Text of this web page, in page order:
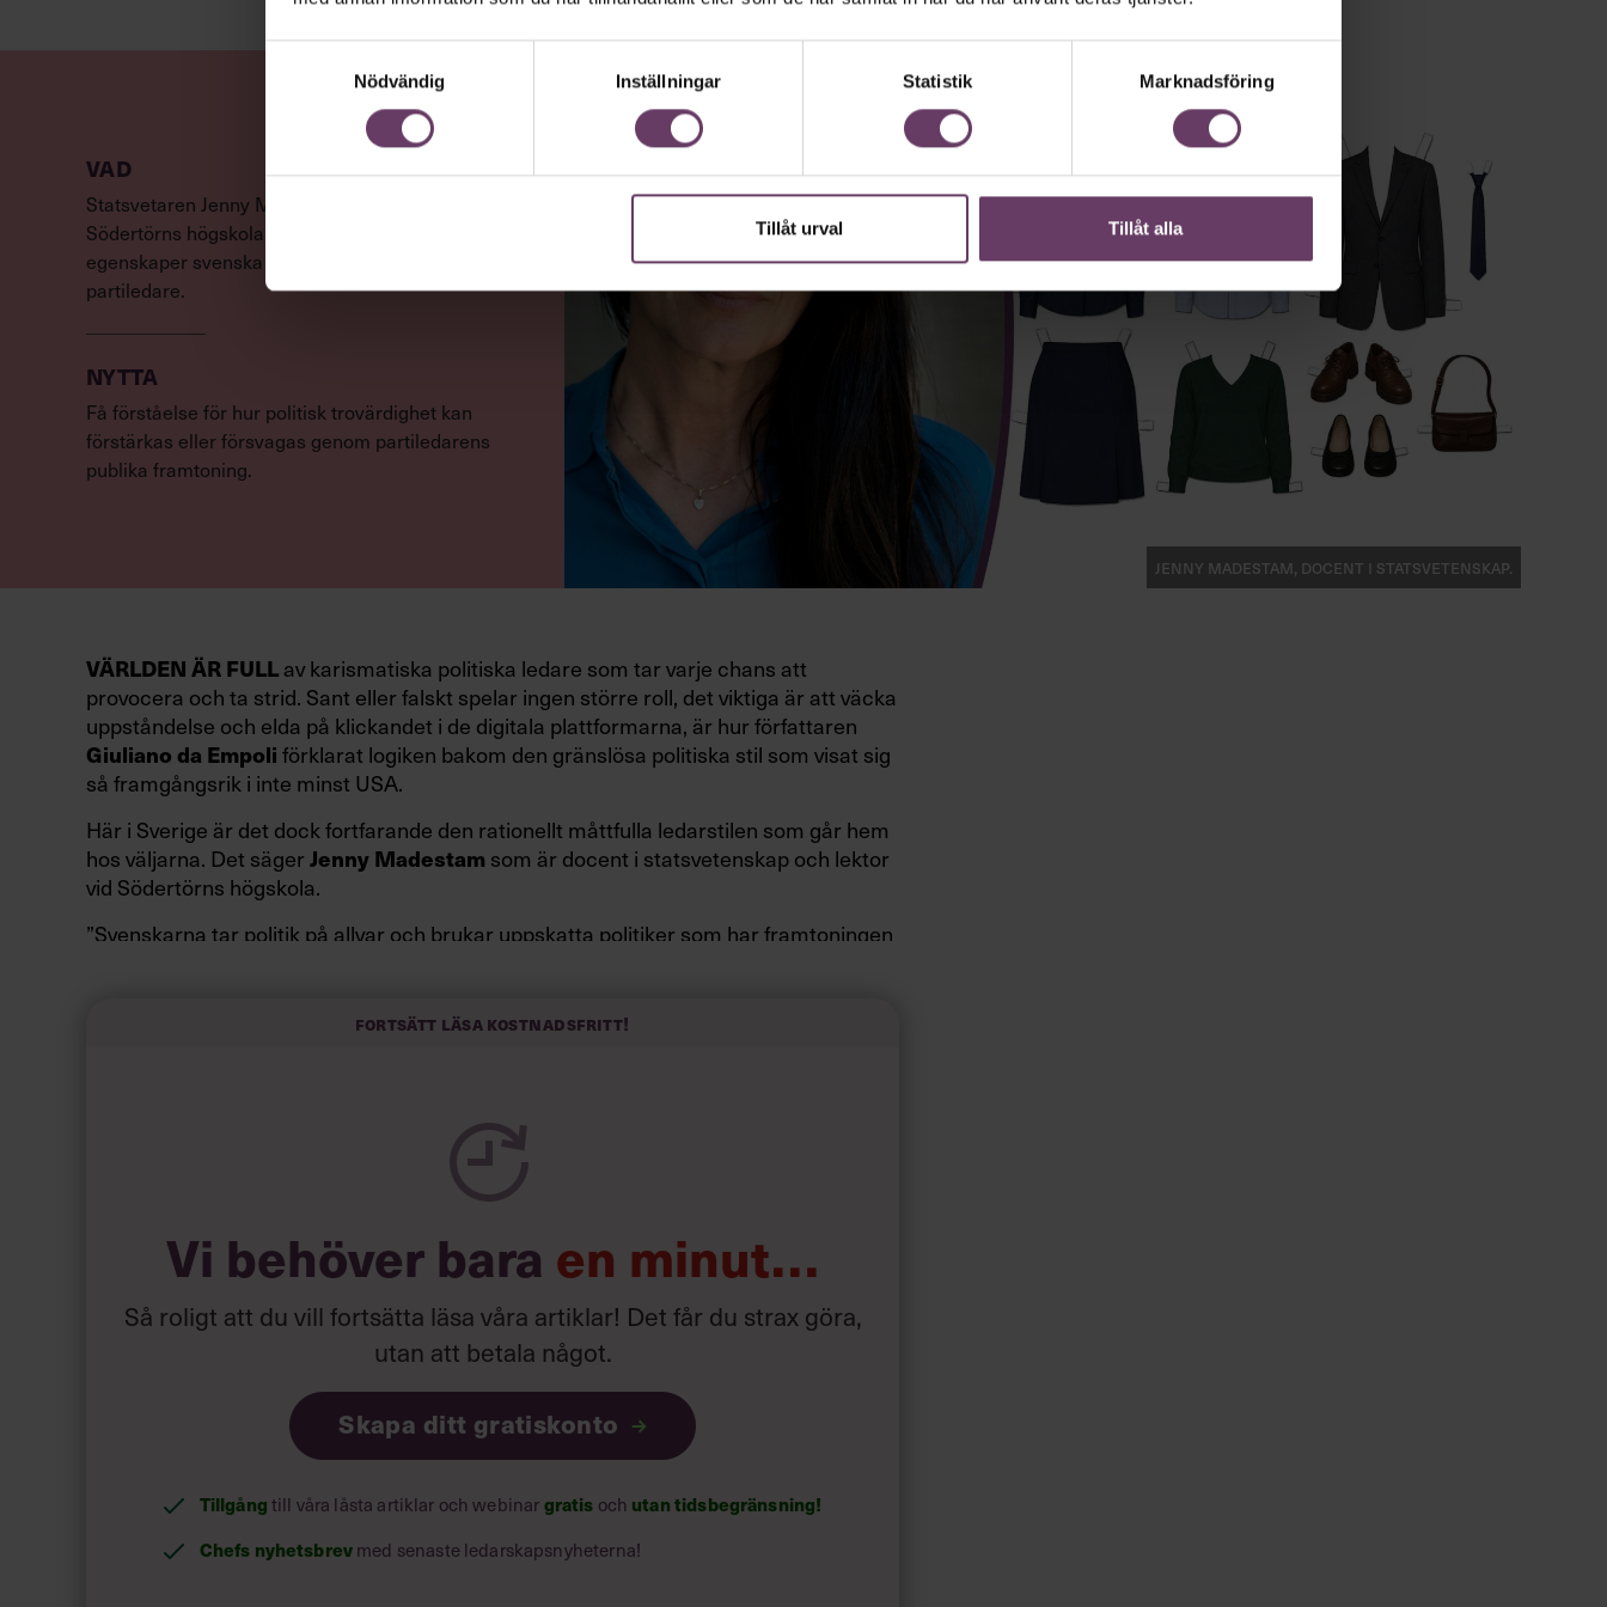
Nödvändig
Inställningar Statistik Marknadsföring
Tillåt urval Tillåt alla
VAD
Statsvetaren Jenny Madestam, lektor vid
Södertörns högskola, går igenom vilka
egenskaper svenska väljare värderar hos en
partiledare.
NYTTA
Få förståelse för hur politisk trovärdighet kan
förstärkas eller försvagas genom partiledarens
publika framtoning.
Jenny Madestam, docent i statsvetenskap.
VÄRLDEN ÄR FULL av karismatiska politiska ledare som tar varje chans att
provocera och ta strid. Sant eller falskt spelar ingen större roll, det viktiga är att väcka
uppståndelse och elda på klickandet i de digitala plattformarna, är hur författaren
Giuliano da Empoli förklarat logiken bakom den gränslösa politiska stil som visat sig
så framgångsrik i inte minst USA.
Här i Sverige är det dock fortfarande den rationellt måttfulla ledarstilen som går hem
hos väljarna. Det säger Jenny Madestam som är docent i statsvetenskap och lektor
vid Södertörns högskola.
”Svenskarna tar politik på allvar och brukar uppskatta politiker som har framtoningen
sammanfatta de önskningar som svenskarna för fram i undersökningar.”
Siri Wikander: ”Led som i början av pandemin”
Fortsätt läsa kostnadsfritt!
Vi behöver bara en minut…
Så roligt att du vill fortsätta läsa våra artiklar! Det får du strax göra,
utan att betala något.
Skapa ditt gratiskonto
Tillgång till våra låsta artiklar och webinar gratis och utan tidsbegränsning!
Chefs nyhetsbrev med senaste ledarskapsnyheterna!